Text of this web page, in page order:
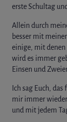
erste Schultag
Allein durch
besser mit
einige, mit denen
wird es immer
Einsen und
Ich sag Euch,
mir immer
und mit jedem